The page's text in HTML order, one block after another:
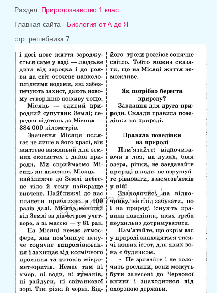
Раздел: Природознавство 1 клас
Главная сайта - Биология от А до Я
стр. решебника 7